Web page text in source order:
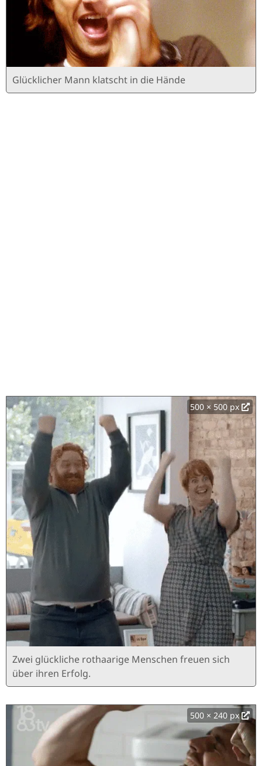
Glücklicher Mann klatscht in die Hände
500 × 500 px
Zwei glückliche rothaarige Menschen freuen sich
über ihren Erfolg.
500 × 240 px